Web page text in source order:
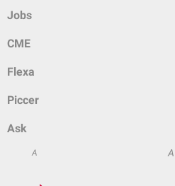
Jobs
CME
Flexa
Piccer
Ask
A A